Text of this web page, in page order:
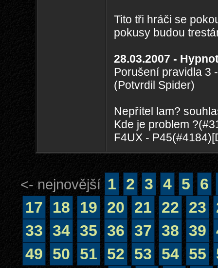
Tito tři hráči se
pokusy budou
28.03.2007 -
Porušení pravidla 3
(Potvrdil Spider)
Nepřítel lam?
Kde je problem
F4UX -
<- nejnovější 1 2 3 4 5
6
17
18 19 20 21 22 23
33 34 35 36 37 38 39
49
50 51 52 53 54 55